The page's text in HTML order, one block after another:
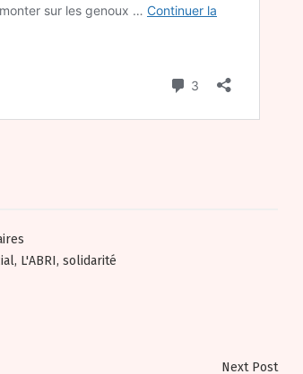
, L'ABRI, solidarité
Next PostNext